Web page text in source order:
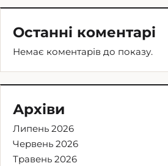
Останні коментарі
Немає коментарів до показу.
Архіви
Липень 2026
Червень 2026
Травень 2026